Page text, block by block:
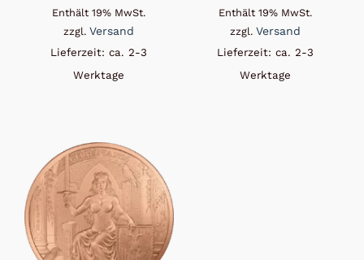
Enthält 19% MwSt.
zzgl.Versand
Lieferzeit: ca. 2-3
Werktage
Enthält 19% MwSt.
zzgl. Versand
Lieferzeit: ca. 2-3
Werktage